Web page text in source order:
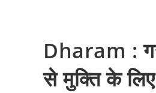
Dharam :
से मुक्ति के